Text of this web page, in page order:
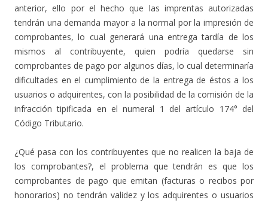
anterior, ello por el hecho que las imprentas autorizadas
tendrán una demanda mayor a la normal por la impresión de
comprobantes, lo cual generará una entrega tardía de los
mismos al contribuyente, quien podría quedarse sin
comprobantes de pago por algunos días, lo cual determinaría
dificultades en el cumplimiento de la entrega de éstos a los
usuarios o adquirentes, con la posibilidad de la comisión de la
infracción tipificada en el numeral 1 del artículo 174° del
Código Tributario.
¿Qué pasa con los contribuyentes que no realicen la baja de
los comprobantes?, el problema que tendrán es que los
comprobantes de pago que emitan (facturas o recibos por
honorarios) no tendrán validez y los adquirentes o usuarios